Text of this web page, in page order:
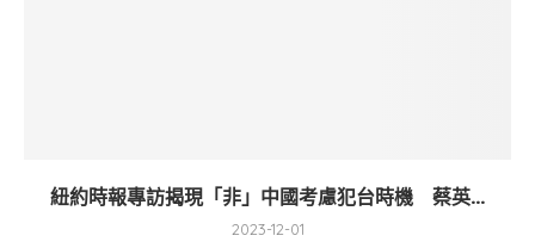
紐約時報專訪揭現「非」中國考慮犯台時機 蔡英...
2023-12-01